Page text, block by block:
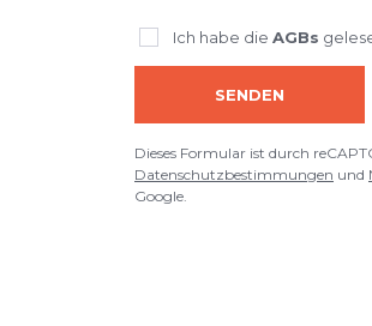
Ich habe die AGBs
SENDEN
Dieses Formular ist durch
Datenschutzbestimmungen und
Google.